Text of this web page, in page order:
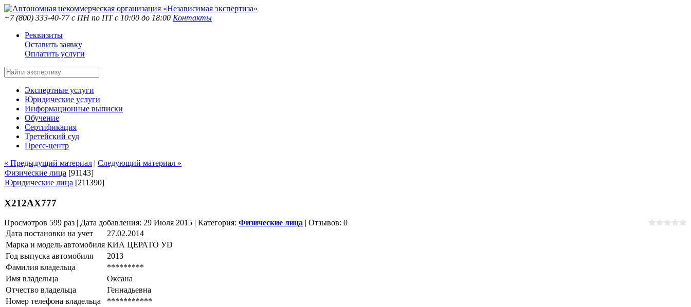
+7 (800) 333-40-77с ПН по ПТ с 10:00 до 18:00 Контакты
Реквизиты
Оставить заявку
Оплатить услуги
Экспертные услуги
Юридические услуги
Информационные выписки
Обучение
Сертификация
Третейский суд
Пресс-центр
« Предыдущий материал | Следующий материал »
Физические лица [91143]
Юридические лица [211390]
Х212АХ777
Просмотров 599 раз | Дата добавления: 29 Июля 2015 | Категория: Физические лица | Отзывов: 0
Дата постановки на учет
27.02.2014
Марка и модель автомобиля КИА ЦЕРАТО УD
Год выпуска автомобиля
2013
Фамилия владельца
*********
Имя владельца
Оксана
Отчество владельца
Геннадьевна
Номер телефона владельца
***********